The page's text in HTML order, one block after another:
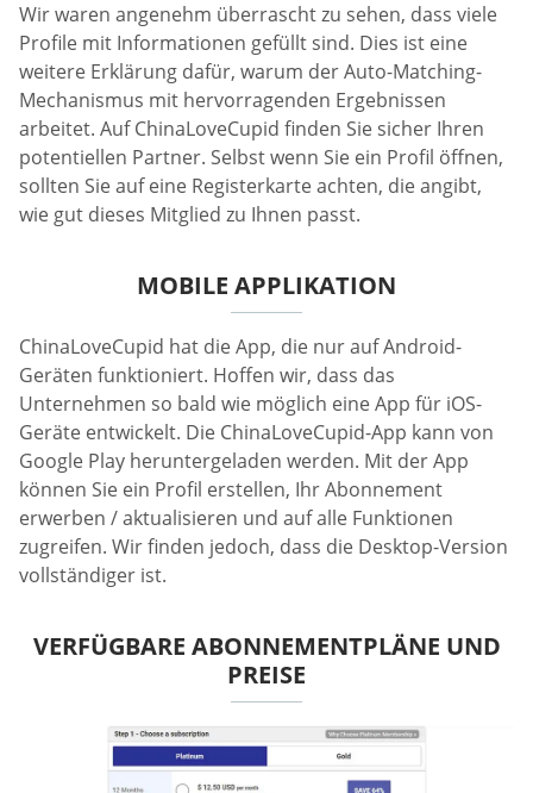
Wir waren angenehm überrascht zu sehen, dass viele
Profile mit Informationen gefüllt sind. Dies ist eine
weitere Erklärung dafür, warum der Auto-Matching-
Mechanismus mit hervorragenden Ergebnissen
arbeitet. Auf ChinaLoveCupid finden Sie sicher Ihren
potentiellen Partner. Selbst wenn Sie ein Profil öffnen,
sollten Sie auf eine Registerkarte achten, die angibt,
wie gut dieses Mitglied zu Ihnen passt.
MOBILE APPLIKATION
ChinaLoveCupid hat die App, die nur auf Android-
Geräten funktioniert. Hoffen wir, dass das
Unternehmen so bald wie möglich eine App für iOS-
Geräte entwickelt. Die ChinaLoveCupid-App kann von
Google Play heruntergeladen werden. Mit der App
können Sie ein Profil erstellen, Ihr Abonnement
erwerben / aktualisieren und auf alle Funktionen
zugreifen. Wir finden jedoch, dass die Desktop-Version
vollständiger ist.
VERFÜGBARE ABONNEMENTPLÄNE UND
PREISE